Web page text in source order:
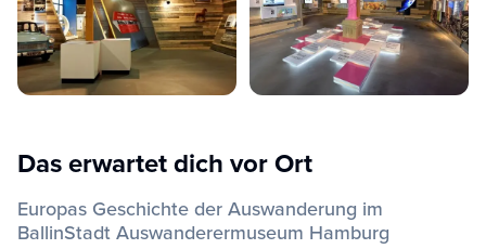
Das erwartet dich vor Ort
Europas Geschichte der Auswanderung im
BallinStadt Auswanderermuseum Hamburg